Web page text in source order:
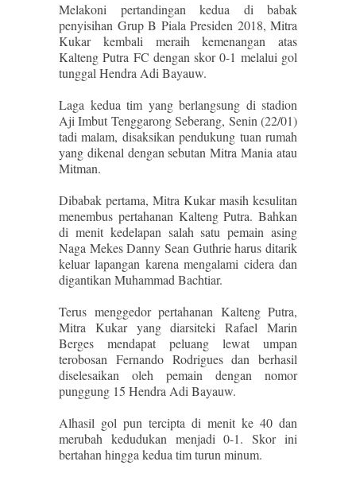
Melakoni pertandingan kedua di babak
penyisihan Grup B Piala Presiden 2018, Mitra
Kukar kembali meraih kemenangan atas
Kalteng Putra FC dengan skor 0-1 melalui gol
tunggal Hendra Adi Bayauw.
Laga kedua tim yang berlangsung di stadion
Aji Imbut Tenggarong Seberang, Senin (22/01)
tadi malam, disaksikan pendukung tuan rumah
yang dikenal dengan sebutan Mitra Mania atau
Mitman.
Dibabak pertama, Mitra Kukar masih kesulitan
menembus pertahanan Kalteng Putra. Bahkan
di menit kedelapan salah satu pemain asing
Naga Mekes Danny Sean Guthrie harus ditarik
keluar lapangan karena mengalami cidera dan
digantikan Muhammad Bachtiar.
Terus menggedor pertahanan Kalteng Putra,
Mitra Kukar yang diarsiteki Rafael Marin
Berges mendapat peluang lewat umpan
terobosan Fernando Rodrigues dan berhasil
diselesaikan oleh pemain dengan nomor
punggung 15 Hendra Adi Bayauw.
Alhasil gol pun tercipta di menit ke 40 dan
merubah kedudukan menjadi 0-1. Skor ini
bertahan hingga kedua tim turun minum.